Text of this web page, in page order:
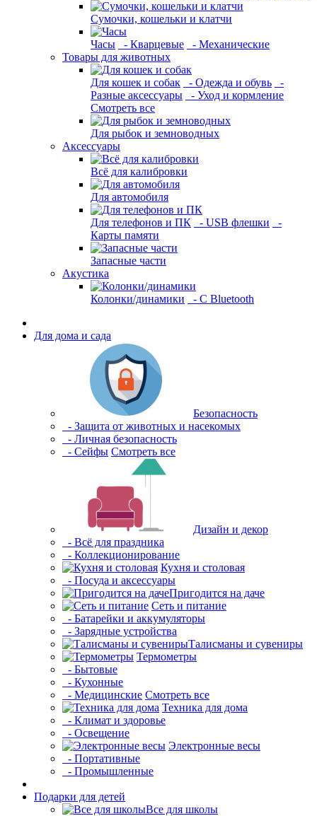
Сумочки, кошельки и клатчи
Часы - Кварцевые
- Механические
Товары для животных
Для кошек и собак - Одежда и обувь
-
Разные аксессуары
- Уход и кормление
Смотреть все
Для рыбок и земноводных
Аксессуары
Всё для калибровки
Для автомобиля
Для телефонов и ПК - USB флешки
-
Карты памяти
Запасные части
Акустика
Колонки/динамики - С Bluetooth
Для дома и сада
Безопасность
- Защита от животных и насекомых
- Личная безопасность
- Сейфы Смотреть все
Дизайн и декор
- Всё для праздника
- Коллекционирование
Кухня и столовая
- Посуда и аксессуары
Пригодится на даче
Сеть и питание
- Батарейки и аккумуляторы
- Зарядные устройства
Талисманы и сувениры
Термометры
- Бытовые
- Кухонные
- Медицинские Смотреть все
Техника для дома
- Климат и здоровье
- Освещение
Электронные весы
- Портативные
- Промышленные
Подарки для детей
Все для школы